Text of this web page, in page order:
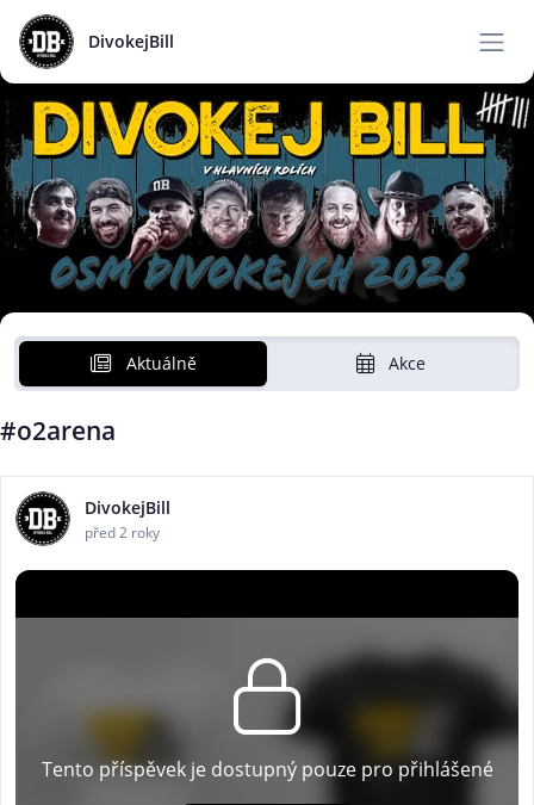
DivokejBill
Aktuálně Akce
#o2arena
DivokejBill
před 2 roky
Tento příspěvek je dostupný pouze pro přihlášené